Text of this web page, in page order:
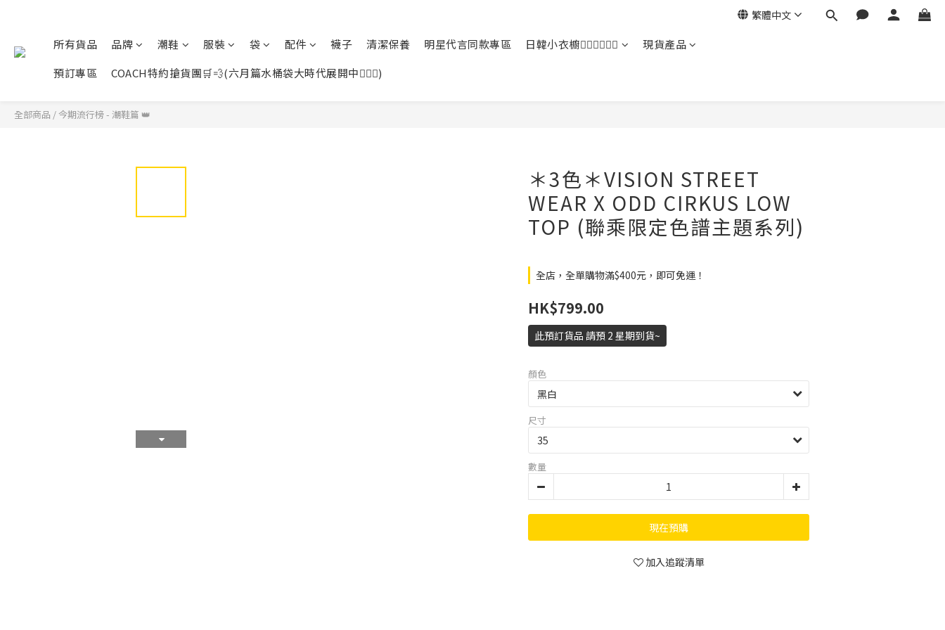
繁體中文
所有貨品 品牌 潮鞋 服裝 袋 配件 襪子 清潔保養 明星代言同款專區 日韓小衣櫥🙆🏻‍♀️🙆🏻‍♂️
現貨產品
預訂專區
COACH特約搶貨團🛒💨(六月篇水桶袋大時代展開中🙆🏻‍♀️)
全部商品 / 今期流行榜 - 潮鞋篇 👑
＊3色＊VISION STREET
WEAR X ODD CIRKUS LOW
TOP (聯乘限定色譜主題系列)
全店，全單購物滿$400元，即可免運！
HK$799.00
此預訂貨品 請預 2 星期到貨~
顏色
尺寸
數量
現在預購
加入追蹤清單